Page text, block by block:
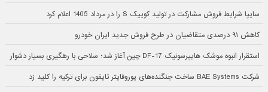
سایپا شرایط فروش مشارکت در تولید کوییک S را در مرداد 1405 اعلام کرد
کاهش ۹۱ درصدی متقاضیان در طرح فروش جدید ایران خودرو
استقرار انبوه موشک هایپرسونیک DF-17 چین آغاز شد؛ سلاحی با رهگیری بسیار دشوار
شرکت BAE Systems ساخت جنگنده‌های یوروفایتر تایفون برای ترکیه را کلید زد